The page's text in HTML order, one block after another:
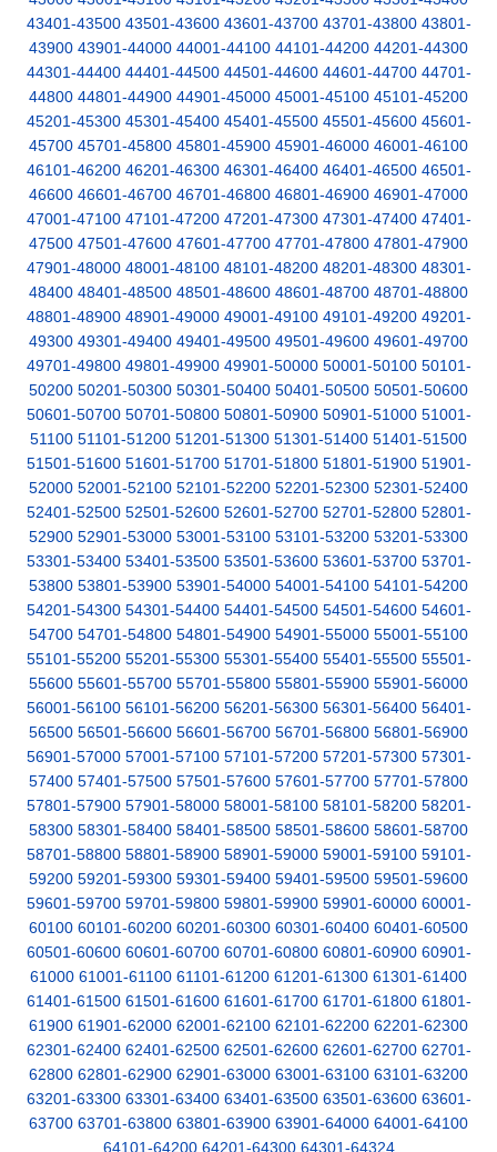
43401-43500 43501-43600 43601-43700 43701-43800 43801-
43900 43901-44000 44001-44100 44101-44200 44201-44300
44301-44400 44401-44500 44501-44600 44601-44700 44701-
44800 44801-44900 44901-45000 45001-45100 45101-45200
45201-45300 45301-45400 45401-45500 45501-45600 45601-
45700 45701-45800 45801-45900 45901-46000 46001-46100
46101-46200 46201-46300 46301-46400 46401-46500 46501-
46600 46601-46700 46701-46800 46801-46900 46901-47000
47001-47100 47101-47200 47201-47300 47301-47400 47401-
47500 47501-47600 47601-47700 47701-47800 47801-47900
47901-48000 48001-48100 48101-48200 48201-48300 48301-
48400 48401-48500 48501-48600 48601-48700 48701-48800
48801-48900 48901-49000 49001-49100 49101-49200 49201-
49300 49301-49400 49401-49500 49501-49600 49601-49700
49701-49800 49801-49900 49901-50000 50001-50100 50101-
50200 50201-50300 50301-50400 50401-50500 50501-50600
50601-50700 50701-50800 50801-50900 50901-51000 51001-
51100 51101-51200 51201-51300 51301-51400 51401-51500
51501-51600 51601-51700 51701-51800 51801-51900 51901-
52000 52001-52100 52101-52200 52201-52300 52301-52400
52401-52500 52501-52600 52601-52700 52701-52800 52801-
52900 52901-53000 53001-53100 53101-53200 53201-53300
53301-53400 53401-53500 53501-53600 53601-53700 53701-
53800 53801-53900 53901-54000 54001-54100 54101-54200
54201-54300 54301-54400 54401-54500 54501-54600 54601-
54700 54701-54800 54801-54900 54901-55000 55001-55100
55101-55200 55201-55300 55301-55400 55401-55500 55501-
55600 55601-55700 55701-55800 55801-55900 55901-56000
56001-56100 56101-56200 56201-56300 56301-56400 56401-
56500 56501-56600 56601-56700 56701-56800 56801-56900
56901-57000 57001-57100 57101-57200 57201-57300 57301-
57400 57401-57500 57501-57600 57601-57700 57701-57800
57801-57900 57901-58000 58001-58100 58101-58200 58201-
58300 58301-58400 58401-58500 58501-58600 58601-58700
58701-58800 58801-58900 58901-59000 59001-59100 59101-
59200 59201-59300 59301-59400 59401-59500 59501-59600
59601-59700 59701-59800 59801-59900 59901-60000 60001-
60100 60101-60200 60201-60300 60301-60400 60401-60500
60501-60600 60601-60700 60701-60800 60801-60900 60901-
61000 61001-61100 61101-61200 61201-61300 61301-61400
61401-61500 61501-61600 61601-61700 61701-61800 61801-
61900 61901-62000 62001-62100 62101-62200 62201-62300
62301-62400 62401-62500 62501-62600 62601-62700 62701-
62800 62801-62900 62901-63000 63001-63100 63101-63200
63201-63300 63301-63400 63401-63500 63501-63600 63601-
63700 63701-63800 63801-63900 63901-64000 64001-64100
64101-64200 64201-64300 64301-64324